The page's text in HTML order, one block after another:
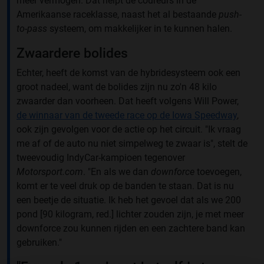
Amerikaanse raceklasse, naast het al bestaande push-
to-pass systeem, om makkelijker in te kunnen halen.
Zwaardere bolides
Echter, heeft de komst van de hybridesysteem ook een
groot nadeel, want de bolides zijn nu zo'n 48 kilo
zwaarder dan voorheen. Dat heeft volgens Will Power,
de winnaar van de tweede race op de Iowa Speedway,
ook zijn gevolgen voor de actie op het circuit. "Ik vraag
me af of de auto nu niet simpelweg te zwaar is", stelt de
tweevoudig IndyCar-kampioen tegenover
Motorsport.com . "En als we dan downforce toevoegen,
komt er te veel druk op de banden te staan. Dat is nu
een beetje de situatie. Ik heb het gevoel dat als we 200
pond [90 kilogram, red.] lichter zouden zijn, je met meer
downforce zou kunnen rijden en een zachtere band kan
gebruiken."